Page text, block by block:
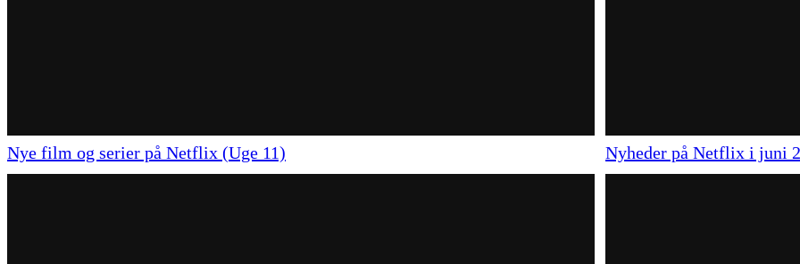
Nye film og serier på Netflix (Uge 11) Nyheder på Netflix i juni